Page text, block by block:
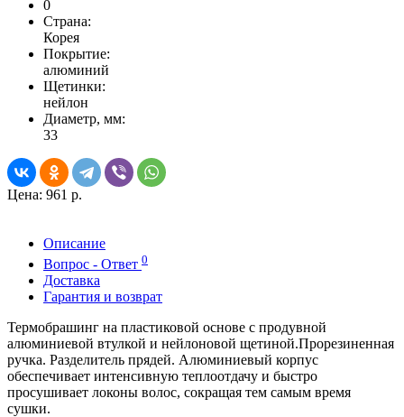
0
Страна:
Корея
Покрытие:
алюминий
Щетинки:
нейлон
Диаметр, мм:
33
Цена: 961 р.
Описание
Вопрос - Ответ 0
Доставка
Гарантия и возврат
Термобрашинг на пластиковой основе с продувной
алюминиевой втулкой и нейлоновой щетиной.Прорезиненная
ручка. Разделитель прядей. Алюминиевый корпус
обеспечивает интенсивную теплоотдачу и быстро
просушивает локоны волос, сокращая тем самым время
сушки.